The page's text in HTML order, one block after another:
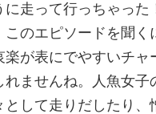
に走って行っちゃった
このエピソードを聞く
楽が表にでやすいチャ
れませんね。人魚女子
として走りだしたり、